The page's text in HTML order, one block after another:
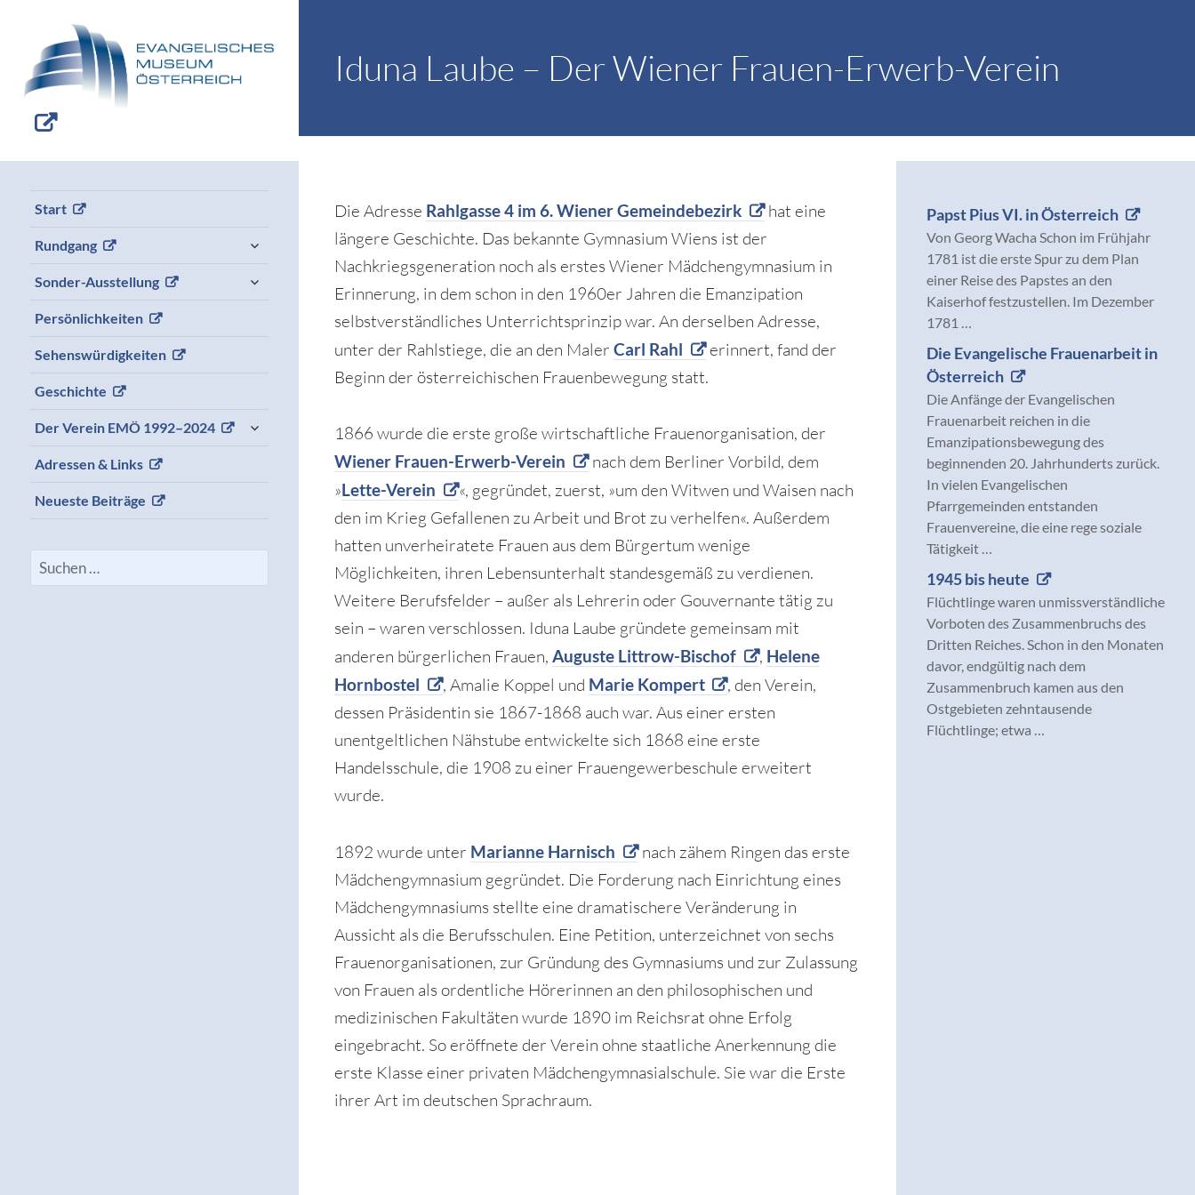
Iduna Laube – Der Wiener Frauen-Erwerb-Verein
Start
Rundgang
Sonder-Ausstellung
Persönlichkeiten
Sehenswürdigkeiten
Geschichte
Der Verein EMÖ 1992–2024
Adressen & Links
Neueste Beiträge
Suchen
Die Adresse Rahlgasse 4 im 6. Wiener Gemeindebezirk
hat eine
längere Geschichte. Das bekannte Gymnasium Wiens ist der
Nachkriegsgeneration noch als erstes Wiener Mädchengymnasium in
Erinnerung, in dem schon in den 1960er Jahren die Emanzipation
selbstverständliches Unterrichtsprinzip war. An derselben Adresse,
unter der Rahlstiege, die an den MalerCarl Rahl
erinnert, fand der
Beginn der österreichischen Frauenbewegung statt.
1866 wurde die erste große wirtschaftliche Frauenorganisation, der
Wiener Frauen-Erwerb-Verein
nach dem Berliner Vorbild, dem
»Lette-Verein
«, gegründet, zuerst, »um den Witwen und Waisen nach
den im Krieg Gefallenen zu Arbeit und Brot zu verhelfen«. Außerdem
hatten unverheiratete Frauen aus dem Bürgertum wenige
Möglichkeiten, ihren Lebensunterhalt standesgemäß zu verdienen.
Weitere Berufsfelder – außer als Lehrerin oder Gouvernante tätig zu
sein – waren verschlossen. Iduna Laube gründete gemeinsam mit
anderen bürgerlichen Frauen,Auguste Littrow-Bischof , Helene
Hornbostel
, Amalie Koppel und Marie Kompert
, den Verein,
dessen Präsidentin sie 1867-1868 auch war. Aus einer ersten
unentgeltlichen Nähstube entwickelte sich 1868 eine erste
Handelsschule, die 1908 zu einer Frauengewerbeschule erweitert
wurde.
1892 wurde unter Marianne Harnisch
nach zähem Ringen das erste
Mädchengymnasium gegründet. Die Forderung nach Einrichtung eines
Mädchengymnasiums stellte eine dramatischere Veränderung in
Aussicht als die Berufsschulen. Eine Petition, unterzeichnet von sechs
Frauenorganisationen, zur Gründung des Gymnasiums und zur Zulassung
von Frauen als ordentliche Hörerinnen an den philosophischen und
medizinischen Fakultäten wurde 1890 im Reichsrat ohne Erfolg
eingebracht. So eröffnete der Verein ohne staatliche Anerkennung die
erste Klasse einer privaten Mädchengymnasialschule. Sie war die Erste
ihrer Art im deutschen Sprachraum.
Papst Pius VI. in Österreich
Von Georg Wacha Schon im Frühjahr
1781 ist die erste Spur zu dem Plan
einer Reise des Papstes an den
Kaiserhof festzustellen. Im Dezember
1781 …
Die Evangelische Frauenarbeit in
Österreich
Die Anfänge der Evangelischen
Frauenarbeit reichen in die
Emanzipationsbewegung des
beginnenden 20. Jahrhunderts zurück.
In vielen Evangelischen
Pfarrgemeinden entstanden
Frauenvereine, die eine rege soziale
Tätigkeit …
1945 bis heute
Flüchtlinge waren unmissverständliche
Vorboten des Zusammenbruchs des
Dritten Reiches. Schon in den Monaten
davor, endgültig nach dem
Zusammenbruch kamen aus den
Ostgebieten zehntausende
Flüchtlinge; etwa …